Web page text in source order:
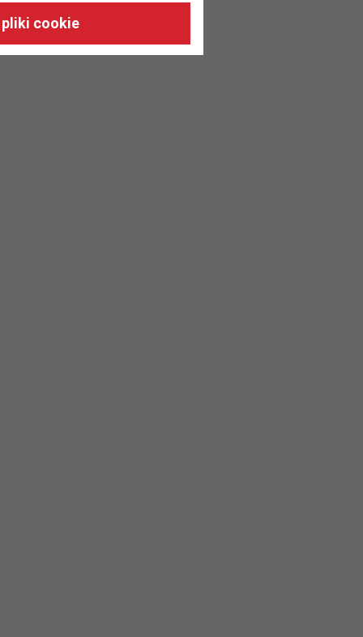
oraz do
odpowiadać Twoim
je na nasze zlecenie,
danych na podstawie
oparciu o stosowną podstawę
do Twoich zainteresowań,
cookie